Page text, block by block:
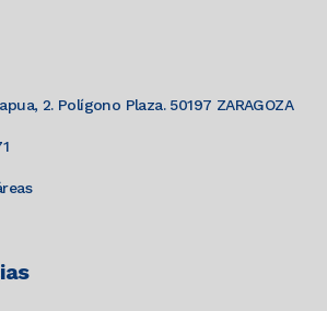
2. Polígono Plaza. 50197 ZARAGOZA